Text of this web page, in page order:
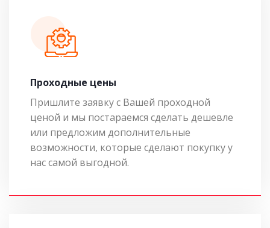
Проходные цены
Пришлите заявку с Вашей проходной
ценой и мы постараемся сделать дешевле
или предложим дополнительные
возможности, которые сделают покупку у
нас самой выгодной.